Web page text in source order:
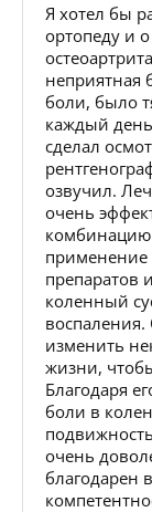
Я хотел бы
ортопеду и
неприятная
боли, было
каждый
сделал
озвучил.
очень
применение
препаратов
коленный
изменить
жизни,
Благодаря
боли в
очень
благодарен